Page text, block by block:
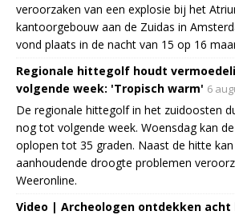
veroorzaken van een explosie bij het
kantoorgebouw aan de Zuidas in
vond plaats in de nacht van 15 op 16
Regionale hittegolf houdt
volgende week: 'Tropisch warm' 6
De regionale hittegolf in het zuidoosten
nog tot volgende week. Woensdag kan
oplopen tot 35 graden. Naast de hitte
aanhoudende droogte problemen
Weeronline.
Video | Archeologen ontdekken